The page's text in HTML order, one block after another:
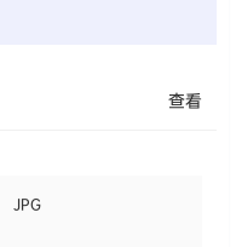
查看
JPG